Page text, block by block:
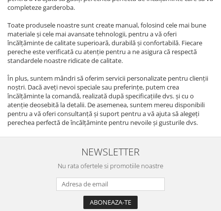
completeze garderoba.
Toate produsele noastre sunt create manual, folosind cele mai bune
materiale și cele mai avansate tehnologii, pentru a vă oferi
încălțăminte de calitate superioară, durabilă și confortabilă. Fiecare
pereche este verificată cu atenție pentru a ne asigura că respectă
standardele noastre ridicate de calitate.
În plus, suntem mândri să oferim servicii personalizate pentru clienții
noștri. Dacă aveți nevoi speciale sau preferințe, putem crea
încălțăminte la comandă, realizată după specificațiile dvs. și cu o
atenție deosebită la detalii. De asemenea, suntem mereu disponibili
pentru a vă oferi consultanță și suport pentru a vă ajuta să alegeți
perechea perfectă de încălțăminte pentru nevoile și gusturile dvs.
NEWSLETTER
Nu rata ofertele si promotiile noastre